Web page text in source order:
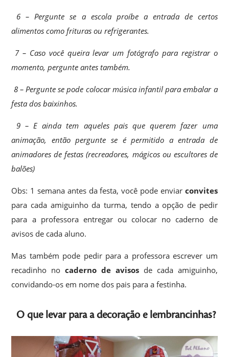
6 – Pergunte se a escola proíbe a entrada de certos
alimentos como frituras ou refrigerantes.
7 – Caso você queira levar um fotógrafo para registrar o
momento, pergunte antes também.
8 – Pergunte se pode colocar música infantil para embalar a
festa dos baixinhos.
9 – E ainda tem aqueles pais que querem fazer uma
animação, então pergunte se é permitido a entrada de
animadores de festas (recreadores, mágicos ou escultores de
balões)
Obs: 1 semana antes da festa, você pode enviar convites
para cada amiguinho da turma, tendo a opção de pedir
para a professora entregar ou colocar no caderno de
avisos de cada aluno.
Mas também pode pedir para a professora escrever um
recadinho nocaderno de avisosde cada amiguinho,
convidando-os em nome dos pais para a festinha.
O que levar para a decoração e lembrancinhas?